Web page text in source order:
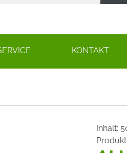
KONTAKT
Inhalt: